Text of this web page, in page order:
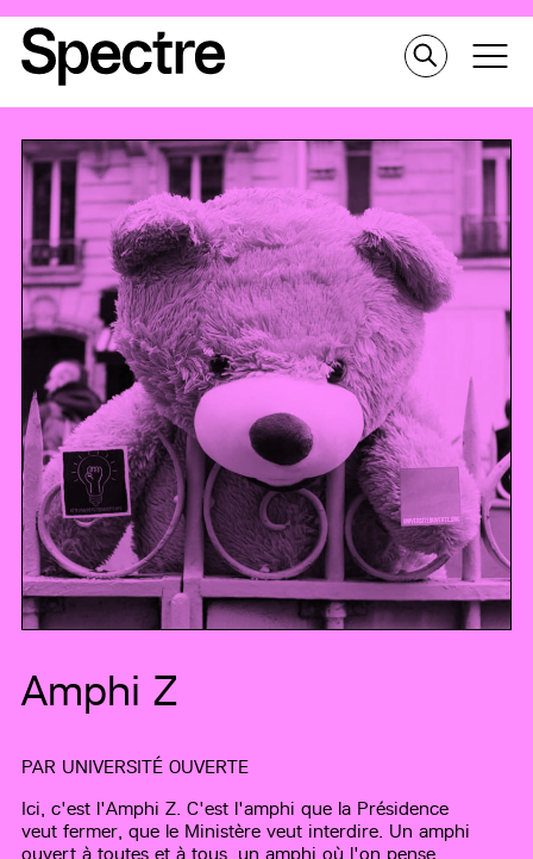
Amphi Z
PAR UNIVERSITÉ OUVERTE
Ici, c'est l'Amphi Z. C'est l'amphi que la Présidence
veut fermer, que le Ministère veut interdire. Un amphi
ouvert à toutes et à tous, un amphi où l'on pense